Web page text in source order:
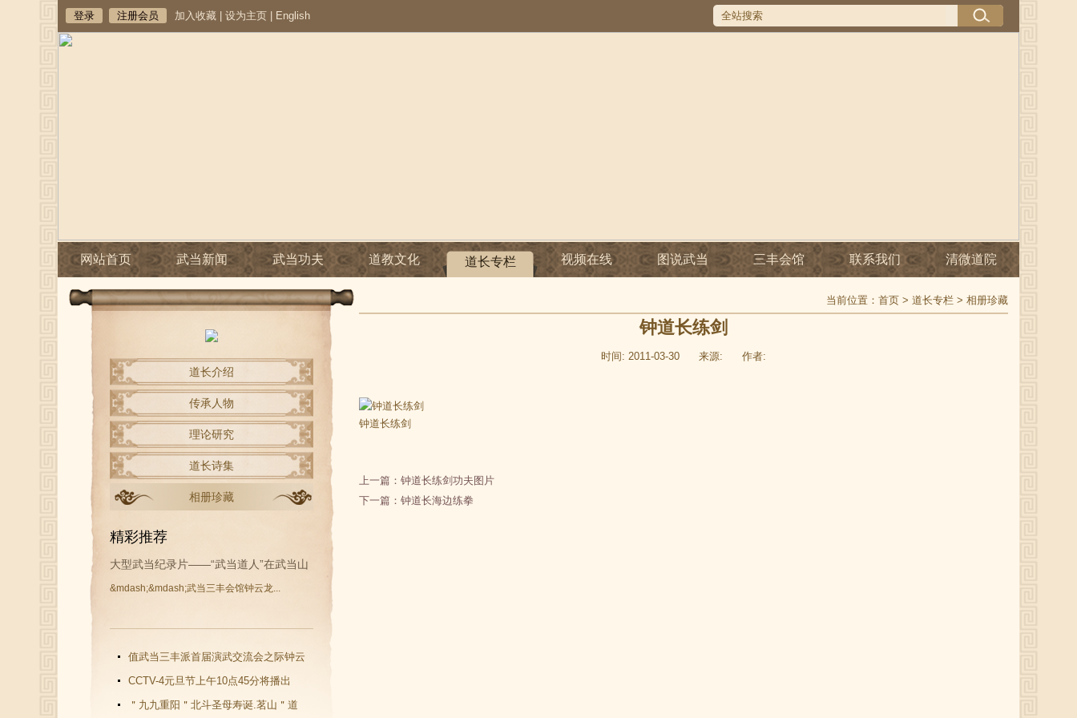
登录 注册会员 加入收藏 设为主页 English
网站首页 武当新闻 武当功夫 道教文化 道长专栏 视频在线 图说武当 三丰会馆 联系我们 清微道院
道长介绍
传承人物
理论研究
道长诗集
相册珍藏
精彩推荐
大型武当纪录片——“武当道人”在武当山
&mdash;&mdash;武当三丰会馆钟云龙...
值武当三丰派首届演武交流会之际钟云
龙道长再收新徒
CCTV-4元旦节上午10点45分将播出
《武当功夫传人 钟云龙》纪录片
＂九九重阳＂北斗圣母寿诞.茗山＂道
当前位置： 首页 > 道长专栏 > 相册珍藏
钟道长练剑
时间: 2011-03-30 来源: 作者:
钟道长练剑
上一篇： 钟道长练剑功夫图片
下一篇： 钟道长海边练拳